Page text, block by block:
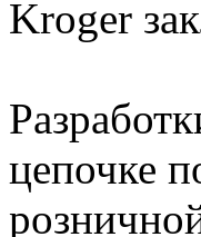
Kroger
цепочке